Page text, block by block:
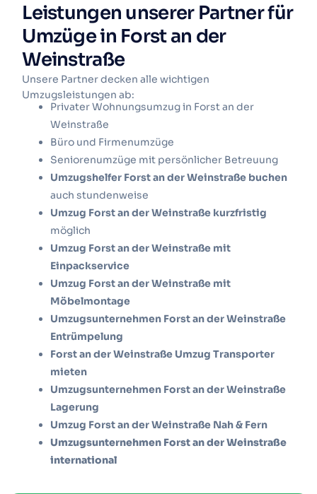
Leistungen unserer Partner für
Umzüge in Forst an der
Weinstraße
Unsere Partner decken alle wichtigen
Umzugsleistungen ab:
Privater Wohnungsumzug in Forst an der
Weinstraße
Büro und Firmenumzüge
Seniorenumzüge mit persönlicher Betreuung
Umzugshelfer Forst an der Weinstraße buchen
auch stundenweise
Umzug Forst an der Weinstraße kurzfristig
möglich
Umzug Forst an der Weinstraße mit
Einpackservice
Umzug Forst an der Weinstraße mit
Möbelmontage
Umzugsunternehmen Forst an der Weinstraße
Entrümpelung
Forst an der Weinstraße Umzug Transporter
mieten
Umzugsunternehmen Forst an der Weinstraße
Lagerung
Umzug Forst an der Weinstraße Nah & Fern
Umzugsunternehmen Forst an der Weinstraße
international